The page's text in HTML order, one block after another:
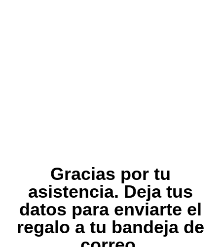
Gracias por tu
asistencia. Deja tus
datos para enviarte el
regalo a tu bandeja de